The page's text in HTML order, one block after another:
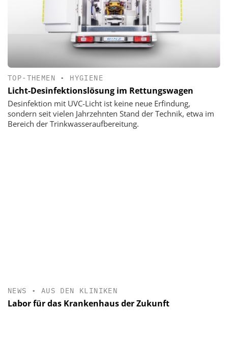
TOP-THEMEN • HYGIENE
Licht-Desinfektionslösung im Rettungswagen
Desinfektion mit UVC-Licht ist keine neue Erfindung,
sondern seit vielen Jahrzehnten Stand der Technik, etwa im
Bereich der Trinkwasseraufbereitung.
NEWS • AUS DEN KLINIKEN
Labor für das Krankenhaus der Zukunft